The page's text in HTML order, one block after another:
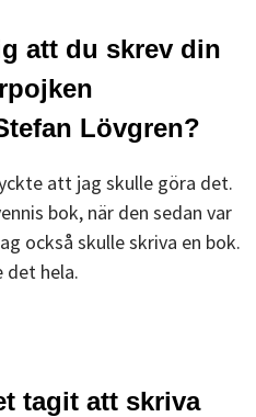
att du skrev din
Lövgren?
att jag skulle göra det.
bok, när den sedan var
också skulle skriva en bok.
det hela.
tagit att skriva